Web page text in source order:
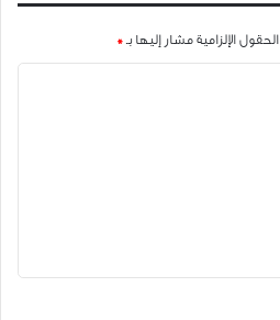
الحقول الإلزامية مشار إليها بـ*